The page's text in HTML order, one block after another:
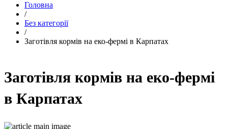
Головна
/
Без категорії
/
Заготівля кормів на еко-фермі в Карпатах
Заготівля кормів на еко-фермі
в Карпатах